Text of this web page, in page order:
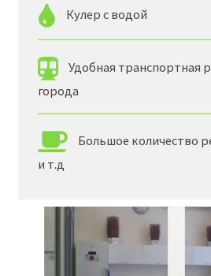
Кулер с водой
Удобная транспортная
города
Большое количество
и т.д